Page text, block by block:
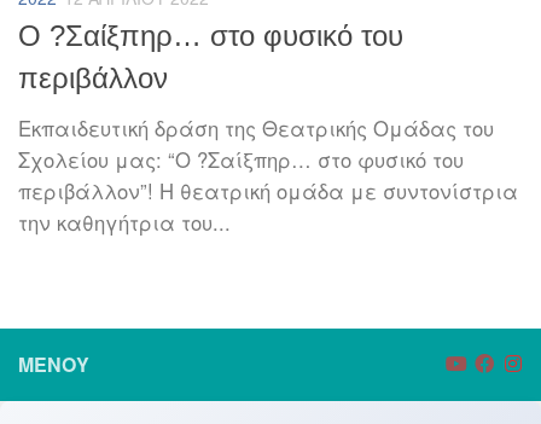
Ο ?Σαίξπηρ… στο φυσικό του
περιβάλλον
Εκπαιδευτική δράση της Θεατρικής Ομάδας του
Σχολείου μας: “Ο ?Σαίξπηρ… στο φυσικό του
περιβάλλον”! Η θεατρική ομάδα με συντονίστρια
την καθηγήτρια του...
ΜΕΝΟΎ